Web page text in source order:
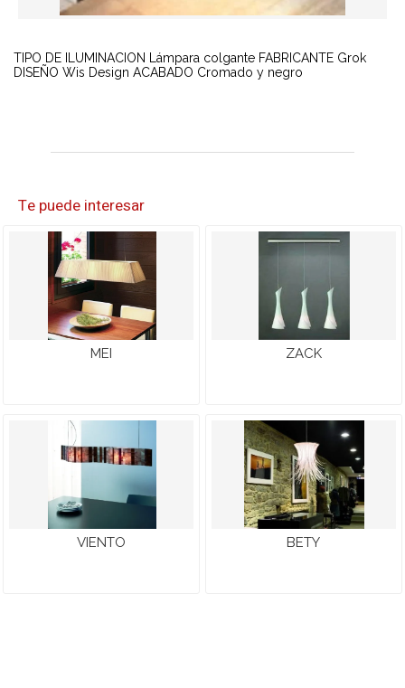
TIPO DE ILUMINACION Lámpara colgante FABRICANTE Grok
DISEÑO Wis Design ACABADO Cromado y negro
Te puede interesar
MEI ZACK
VIENTO BETY